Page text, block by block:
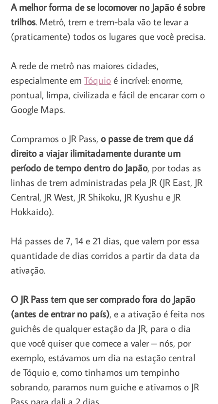
A melhor forma de se locomover no Japão é sobre
trilhos. Metrô, trem e trem-bala vão te levar a
(praticamente) todos os lugares que você precisa.
A rede de metrô nas maiores cidades,
especialmente emTóquioé incrível: enorme,
pontual, limpa, civilizada e fácil de encarar com o
Google Maps.
Compramos o JR Pass,o passe de trem que dá
direito a viajar ilimitadamente durante um
período de tempo dentro do Japão, por todas as
linhas de trem administradas pela JR (JR East, JR
Central, JR West, JR Shikoku, JR Kyushu e JR
Hokkaido).
Há passes de 7, 14 e 21 dias, que valem por essa
quantidade de dias corridos a partir da data da
ativação.
O JR Pass tem que ser comprado fora do Japão
(antes de entrar no país), e a ativação é feita nos
guichês de qualquer estação da JR, para o dia
que você quiser que comece a valer – nós, por
exemplo, estávamos um dia na estação central
de Tóquio e, como tinhamos um tempinho
sobrando, paramos num guiche e ativamos o JR
Pass para dali a 2 dias.